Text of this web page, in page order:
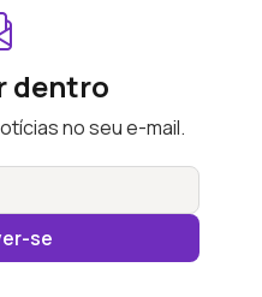
dentro
no seu e-mail.
se